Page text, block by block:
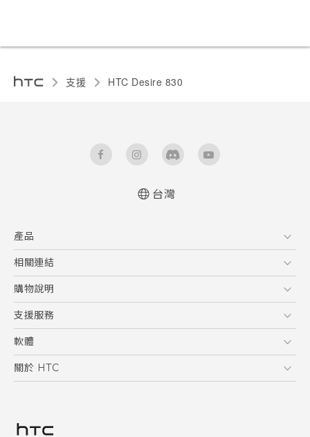
支援 HTC Desire 830‎
English - User manual
台灣
產品
5G
智慧型手機
配件
相關連結
HTC Research
購物說明
購物須知
訂單管理
付款方式
支援服務
到府收送維修服務
服務中心資訊
客戶服務佈告欄
軟體
應用程式
HTC Sync Manager
關於 HTC